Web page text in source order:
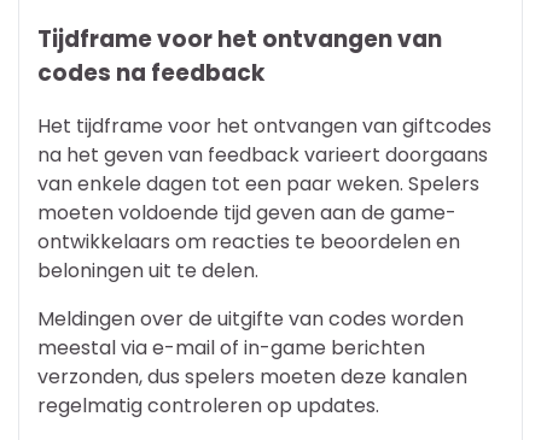
Tijdframe voor het ontvangen van
codes na feedback
Het tijdframe voor het ontvangen van giftcodes
na het geven van feedback varieert doorgaans
van enkele dagen tot een paar weken. Spelers
moeten voldoende tijd geven aan de game-
ontwikkelaars om reacties te beoordelen en
beloningen uit te delen.
Meldingen over de uitgifte van codes worden
meestal via e-mail of in-game berichten
verzonden, dus spelers moeten deze kanalen
regelmatig controleren op updates.